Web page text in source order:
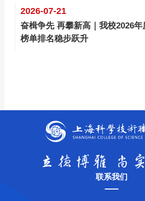
2026-07-21
奋楫争先 再攀新高｜我校2026
榜单排名稳步跃升
联系我们